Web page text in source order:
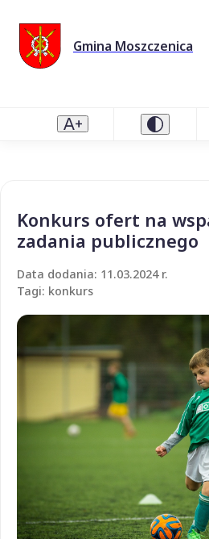
Gmina Moszczenica
Konkurs ofert na
zadania publicznego
Data dodania: 11.03.2024 r.
Tagi: konkurs